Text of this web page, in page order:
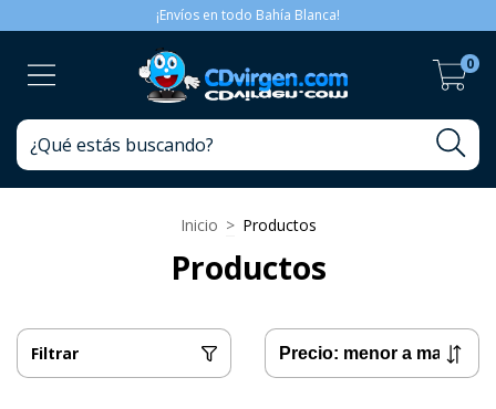
¡Envíos en todo Bahía Blanca!
0
Inicio > Productos
Productos
Filtrar